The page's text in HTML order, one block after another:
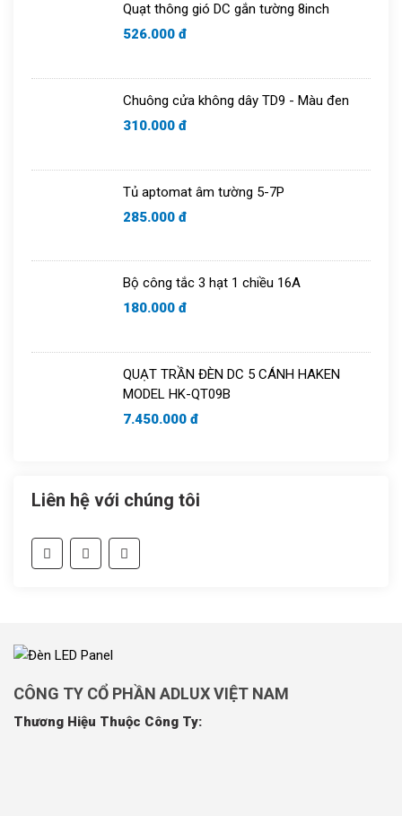
Quạt thông gió DC gắn tường 8inch
526.000 đ
Chuông cửa không dây TD9 - Màu đen
310.000 đ
Tủ aptomat âm tường 5-7P
285.000 đ
Bộ công tắc 3 hạt 1 chiều 16A
180.000 đ
QUẠT TRẦN ĐÈN DC 5 CÁNH HAKEN
MODEL HK-QT09B
7.450.000 đ
Liên hệ với chúng tôi
CÔNG TY CỔ PHẦN ADLUX VIỆT NAM
Thương Hiệu Thuộc Công Ty: